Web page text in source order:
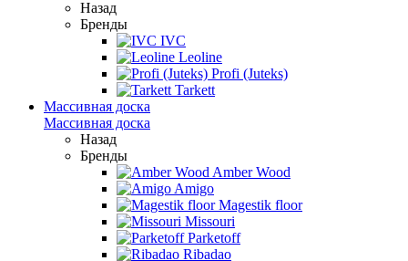
Назад
Бренды
IVC
Leoline
Profi (Juteks)
Tarkett
Массивная доска
Массивная доска
Назад
Бренды
Amber Wood
Amigo
Magestik floor
Missouri
Parketoff
Ribadao